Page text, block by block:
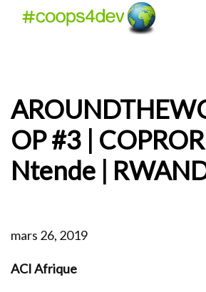
OP #3 |
Ntende |
mars 26, 2019
ACI Afrique